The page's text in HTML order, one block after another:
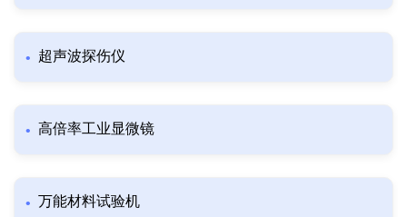
超声波探伤仪
高倍率工业显微镜
万能材料试验机